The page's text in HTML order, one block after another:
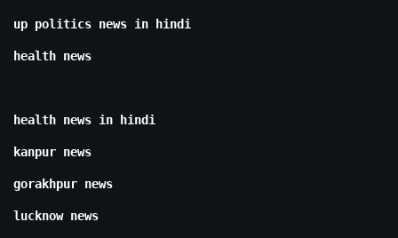
up politics news in hindi
health news
health news in hindi
kanpur news
gorakhpur news
lucknow news